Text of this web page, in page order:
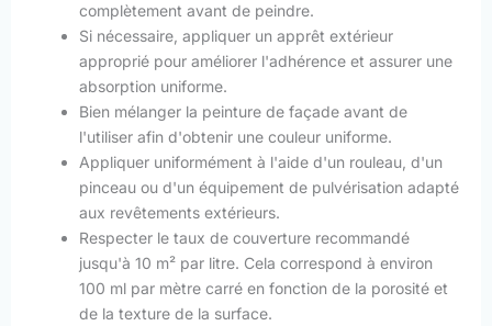
complètement avant de peindre.
Si nécessaire, appliquer un apprêt extérieur
approprié pour améliorer l'adhérence et assurer une
absorption uniforme.
Bien mélanger la peinture de façade avant de
l'utiliser afin d'obtenir une couleur uniforme.
Appliquer uniformément à l'aide d'un rouleau, d'un
pinceau ou d'un équipement de pulvérisation adapté
aux revêtements extérieurs.
Respecter le taux de couverture recommandé
jusqu'à 10 m² par litre. Cela correspond à environ
100 ml par mètre carré en fonction de la porosité et
de la texture de la surface.